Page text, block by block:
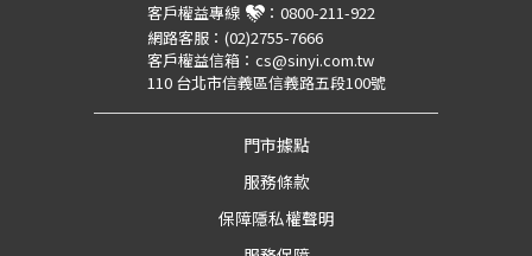
客戶權益專線 ： 0800-211-922
網路客服： (02)2755-7666
客戶權益信箱： cs@sinyi.com.tw
110 台北市信義區信義路五段100號
門市據點
服務條款
保障隱私權聲明